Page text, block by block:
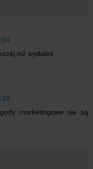
niż wydałeś.
marketingowe nie są